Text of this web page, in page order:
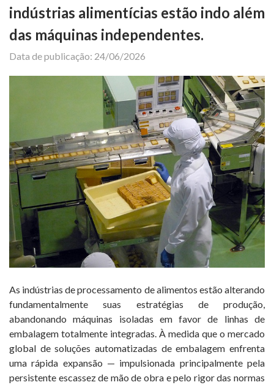
indústrias alimentícias estão indo além
das máquinas independentes.
Data de publicação: 24/06/2026
As indústrias de processamento de alimentos estão alterando
fundamentalmente suas estratégias de produção,
abandonando máquinas isoladas em favor de linhas de
embalagem totalmente integradas. À medida que o mercado
global de soluções automatizadas de embalagem enfrenta
uma rápida expansão — impulsionada principalmente pela
persistente escassez de mão de obra e pelo rigor das normas